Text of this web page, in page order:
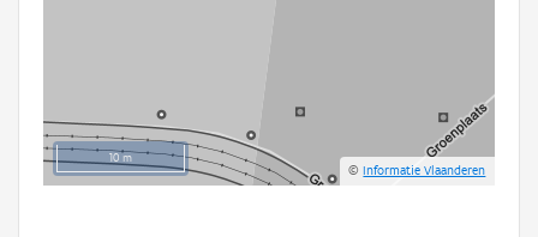
10 m
©Informatie Vlaanderen